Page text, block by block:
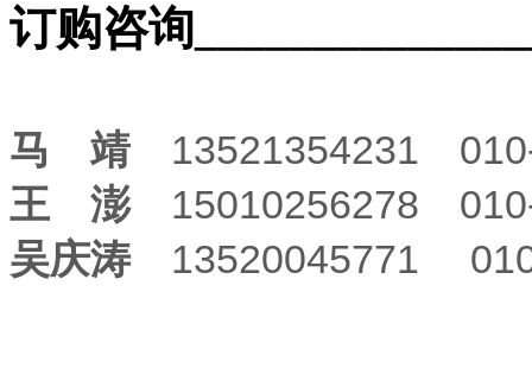
订购咨询
马 靖 13521354231
王 澎15010256278 010-
吴庆涛 13520045771